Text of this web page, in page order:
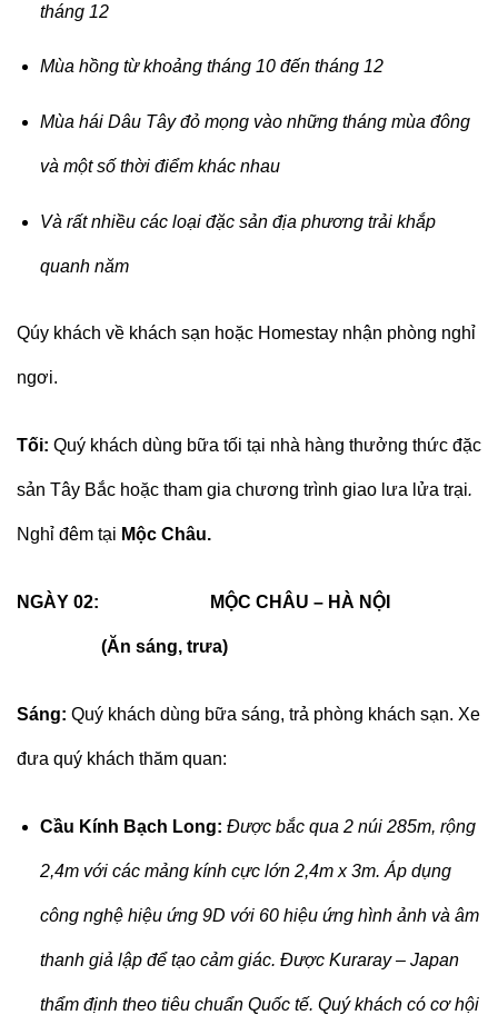
tháng 12
Mùa hồng từ khoảng tháng 10 đến tháng 12
Mùa hái Dâu Tây đỏ mọng vào những tháng mùa đông
và một số thời điểm khác nhau
Và rất nhiều các loại đặc sản địa phương trải khắp
quanh năm
Qúy khách về khách sạn hoặc Homestay nhận phòng nghỉ
ngơi.
Tối: Quý khách dùng bữa tối tại nhà hàng thưởng thức đặc
sản Tây Bắc hoặc tham gia chương trình giao lưa lửa trại.
Nghỉ đêm tại Mộc Châu.
NGÀY 02: MỘC CHÂU – HÀ NỘI
(Ăn sáng, trưa)
Sáng: Quý khách dùng bữa sáng, trả phòng khách sạn. Xe
đưa quý khách thăm quan:
Cầu Kính Bạch Long: Được bắc qua 2 núi 285m, rộng
2,4m với các mảng kính cực lớn 2,4m x 3m. Áp dụng
công nghệ hiệu ứng 9D với 60 hiệu ứng hình ảnh và âm
thanh giả lập để tạo cảm giác. Được Kuraray – Japan
thẩm định theo tiêu chuẩn Quốc tế. Quý khách có cơ hội